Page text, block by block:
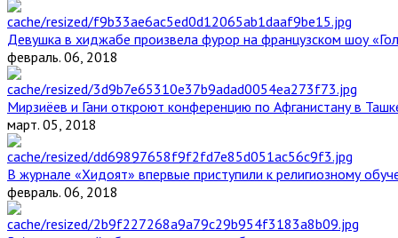
Девушка в хиджабе произвела фурор на французском шоу
февраль. 06, 2018
Мирзиёев и Гани откроют конференцию по Афганистану в
март. 05, 2018
В журнале «Хидоят» впервые приступили к религиозному
февраль. 06, 2018